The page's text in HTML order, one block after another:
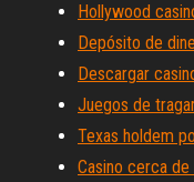
Hollywood
Depósito de
Descargar
Juegos de
Texas holdem
Casino cerca de